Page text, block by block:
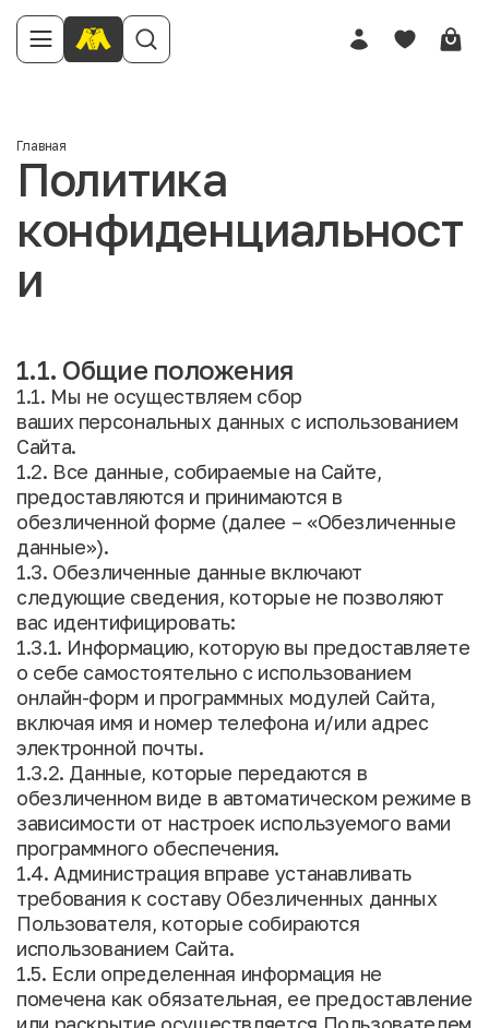
Главная
Политика
конфиденциальност
и
1.1. Общие положения
1.1. Мы не осуществляем сбор
ваших персональных данных с использованием
Сайта.
1.2. Все данные, собираемые на Сайте,
предоставляются и принимаются в
обезличенной форме (далее – «Обезличенные
данные»).
1.3. Обезличенные данные включают
следующие сведения, которые не позволяют
вас идентифицировать:
1.3.1. Информацию, которую вы предоставляете
о себе самостоятельно с использованием
онлайн-форм и программных модулей Сайта,
включая имя и номер телефона и/или адрес
электронной почты.
1.3.2. Данные, которые передаются в
обезличенном виде в автоматическом режиме в
зависимости от настроек используемого вами
программного обеспечения.
1.4. Администрация вправе устанавливать
требования к составу Обезличенных данных
Пользователя, которые собираются
использованием Сайта.
1.5. Если определенная информация не
помечена как обязательная, ее предоставление